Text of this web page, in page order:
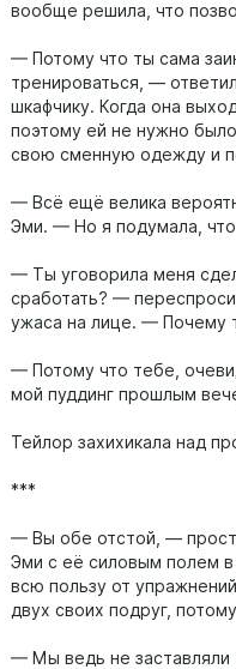
вообще решила, что
— Потому что ты сама
тренироваться, —
шкафчику. Когда она
поэтому ей не нужно
свою сменную одежду и
— Всё ещё велика
Эми. — Но я подумала,
— Ты уговорила меня
сработать? —
ужаса на лице. — Почему
— Потому что тебе,
мой пуддинг прошлым
Тейлор захихикала над
***
— Вы обе отстой, —
Эми с её силовым полем в
всю пользу от
двух своих подруг,
— Мы ведь не заставляли